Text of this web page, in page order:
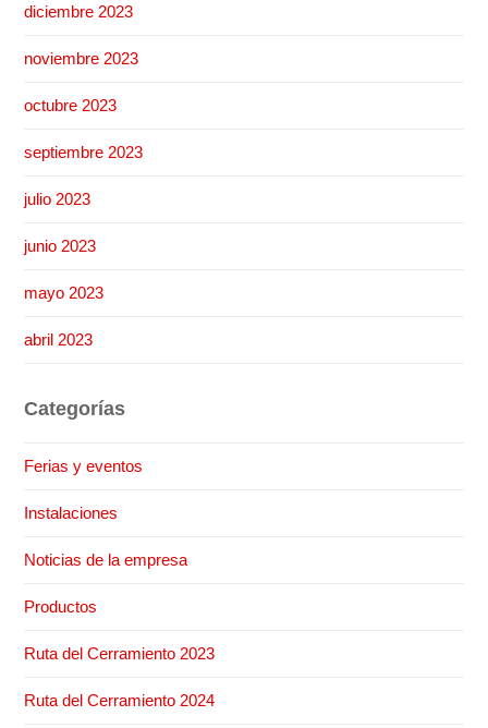
diciembre 2023
noviembre 2023
octubre 2023
septiembre 2023
julio 2023
junio 2023
mayo 2023
abril 2023
Categorías
Ferias y eventos
Instalaciones
Noticias de la empresa
Productos
Ruta del Cerramiento 2023
Ruta del Cerramiento 2024